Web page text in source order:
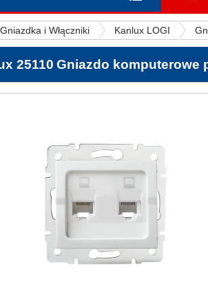
Gniazdka i Włączniki Kanlux LOGI
25110 Gniazdo komputerowe